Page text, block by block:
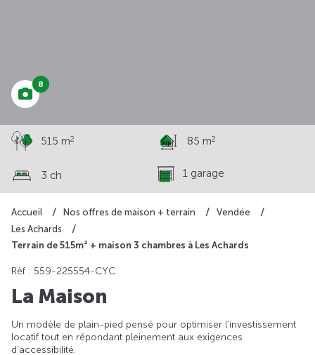
Accueil Nos offres de maison + terrain
Vendée
Les Achards
Terrain de 515m² + maison 3 chambres à Les Achards
8
515 m2 85 m2
3 ch 1 garage
Rèf : 559-225554-CYC
La Maison
Un modèle de plain-pied pensé pour optimiser l’investissement
locatif tout en répondant pleinement aux exigences
d’accessibilité.